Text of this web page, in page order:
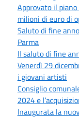
Approvato il
milioni di euro di
Saluto di fine
Parma
Il saluto di fine
Venerdì 29
i giovani artisti
Consiglio
2024 e
Inaugurata la